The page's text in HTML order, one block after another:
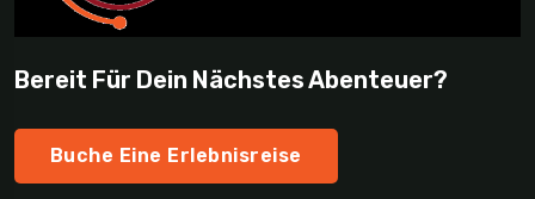
Bereit Für Dein Nächstes Abenteuer?
Buche Eine Erlebnisreise